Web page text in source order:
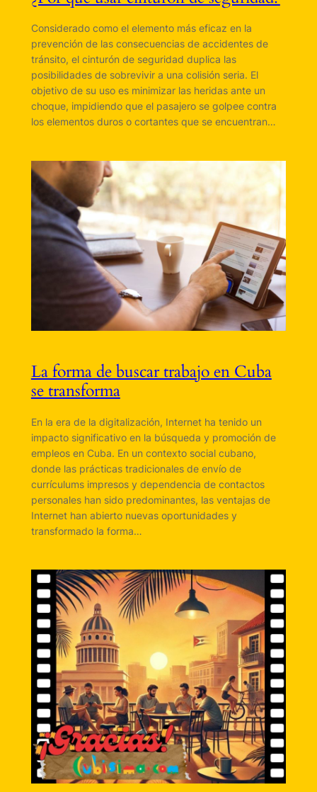
Considerado como el elemento más eficaz en la
prevención de las consecuencias de accidentes de
tránsito, el cinturón de seguridad duplica las
posibilidades de sobrevivir a una colisión seria. El
objetivo de su uso es minimizar las heridas ante un
choque, impidiendo que el pasajero se golpee contra
los elementos duros o cortantes que se encuentran…
La forma de buscar trabajo en Cuba
se transforma
En la era de la digitalización, Internet ha tenido un
impacto significativo en la búsqueda y promoción de
empleos en Cuba. En un contexto social cubano,
donde las prácticas tradicionales de envío de
currículums impresos y dependencia de contactos
personales han sido predominantes, las ventajas de
Internet han abierto nuevas oportunidades y
transformado la forma…